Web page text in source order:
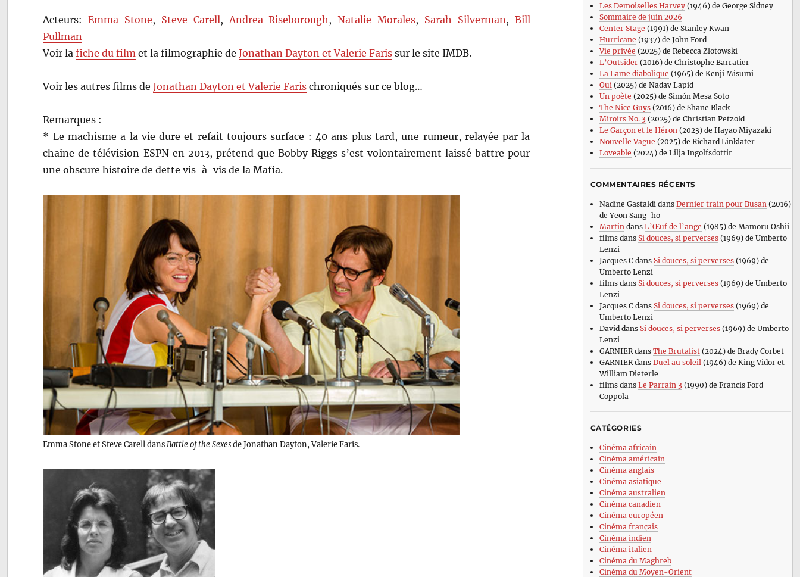
Acteurs:Emma Stone, Steve Carell, Andrea Riseborough ,Natalie Morales, Sarah Silverman , Bill
Pullman
Voir lafiche du film et la filmographie deJonathan Dayton et Valerie Faris sur le site IMDB.
Voir les autres films deJonathan Dayton et Valerie Faris chroniqués sur ce blog…
Remarques :
* Le machisme a la vie dure et refait toujours surface : 40 ans plus tard, une rumeur, relayée par la
chaine de télévision ESPN en 2013, prétend que Bobby Riggs s’est volontairement laissé battre pour
une obscure histoire de dette vis-à-vis de la Mafia.
Emma Stone et Steve Carell dans Battle of the Sexesde Jonathan Dayton, Valerie Faris.
Les Demoiselles Harvey(1946) de George Sidney
Sommaire de juin 2026
Center Stage (1991) de Stanley Kwan
Hurricane (1937) de John Ford
Vie privée (2025) de Rebecca Zlotowski
L’Outsider(2016) de Christophe Barratier
La Lame diabolique (1965) de Kenji Misumi
Oui(2025) de Nadav Lapid
Un poète (2025) de Simón Mesa Soto
The Nice Guys(2016) de Shane Black
Miroirs No. 3 (2025) de Christian Petzold
Le Garçon et le Héron(2023) de Hayao Miyazaki
Nouvelle Vague (2025) de Richard Linklater
Loveable (2024) de Lilja Ingolfsdottir
COMMENTAIRES RÉCENTS
Nadine Gastaldi dans Dernier train pour Busan (2016)
de Yeon Sang-ho
Martin dans L’Œuf de l’ange (1985) de Mamoru Oshii
filmsdans Si douces, si perverses(1969) de Umberto
Lenzi
Jacques Cdans Si douces, si perverses(1969) de
Umberto Lenzi
filmsdans Si douces, si perverses(1969) de Umberto
Lenzi
Jacques Cdans Si douces, si perverses(1969) de
Umberto Lenzi
David dans Si douces, si perverses(1969) de Umberto
Lenzi
GARNIERdans The Brutalist(2024) de Brady Corbet
GARNIERdans Duel au soleil (1946) de King Vidor et
William Dieterle
filmsdans Le Parrain 3 (1990) de Francis Ford
Coppola
CATÉGORIES
Cinéma africain
Cinéma américain
Cinéma anglais
Cinéma asiatique
Cinéma australien
Cinéma canadien
Cinéma européen
Cinéma français
Cinéma indien
Cinéma italien
Cinéma du Maghreb
Cinéma du Moyen-Orient